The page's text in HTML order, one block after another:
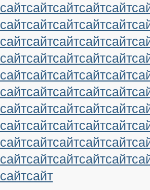
сайтсайтсайтсайтсайт
сайтсайтсайтсайтсайт
сайтсайтсайтсайтсайт
сайтсайтсайтсайтсайт
сайтсайтсайтсайтсайт
сайтсайтсайтсайтсайт
сайтсайтсайтсайтсайт
сайтсайтсайтсайтсайт
сайтсайтсайтсайтсайт
сайтсайтсайтсайтсайт
сайтсайт